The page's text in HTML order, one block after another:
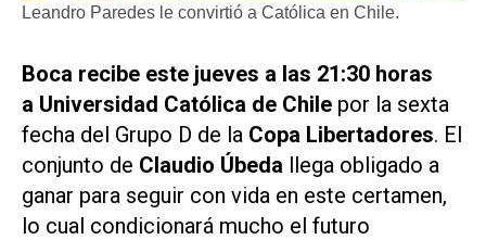
Leandro Paredes le convirtió a Católica en Chile.
Boca recibe este jueves a las 21:30 horas
a Universidad Católica de Chile por la sexta
fecha del Grupo D de la Copa Libertadores. El
conjunto de Claudio Úbeda llega obligado a
ganar para seguir con vida en este certamen,
lo cual condicionará mucho el futuro